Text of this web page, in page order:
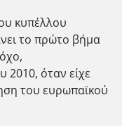
κυπέλλου
το πρώτο βήμα
όταν είχε
του ευρωπαϊκού